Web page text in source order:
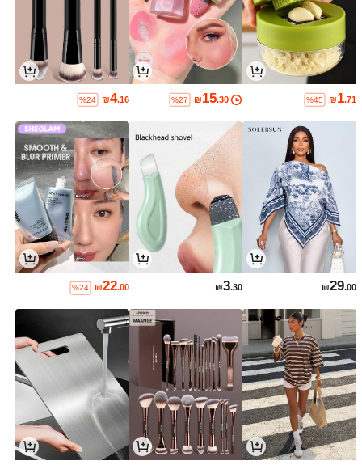
₪1.71
%45
₪15.30
%27
₪4.16
%24
₪29.00
₪3.30
₪22.00
%24